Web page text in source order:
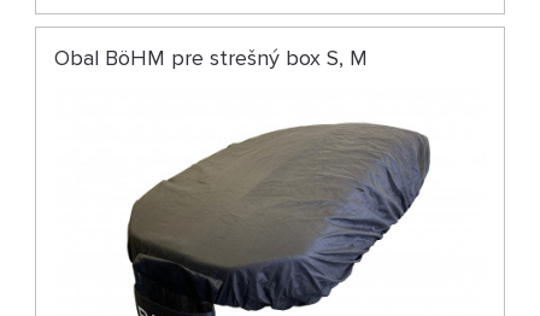
Obal BöHM pre strešný box S, M